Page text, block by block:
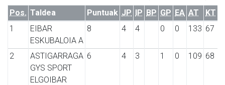
Pos. Taldea Puntuak JP IP BP GP EA AT
KT
1
EIBAR
ESKUBALOIA A
8 4 4 0 0 133 67
2
ASTIGARRAGA
GYS SPORT
ELGOIBAR
6 4 3 1 0 109 68